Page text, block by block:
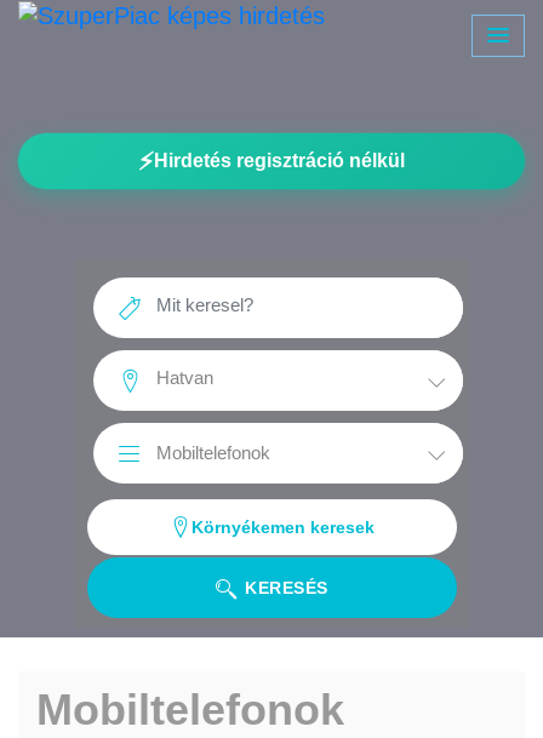
⚡Hirdetés regisztráció nélkül
KERESÉS
Környékemen keresek
Mobiltelefonok